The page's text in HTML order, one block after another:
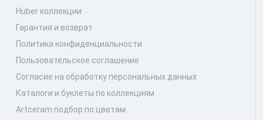
Huber коллекции
Гарантия и возврат
Политика конфиденциальности
Пользовательское соглашение
Согласие на обработку персональных данных
Каталоги и буклеты по коллекциям
Artceram подбор по цветам